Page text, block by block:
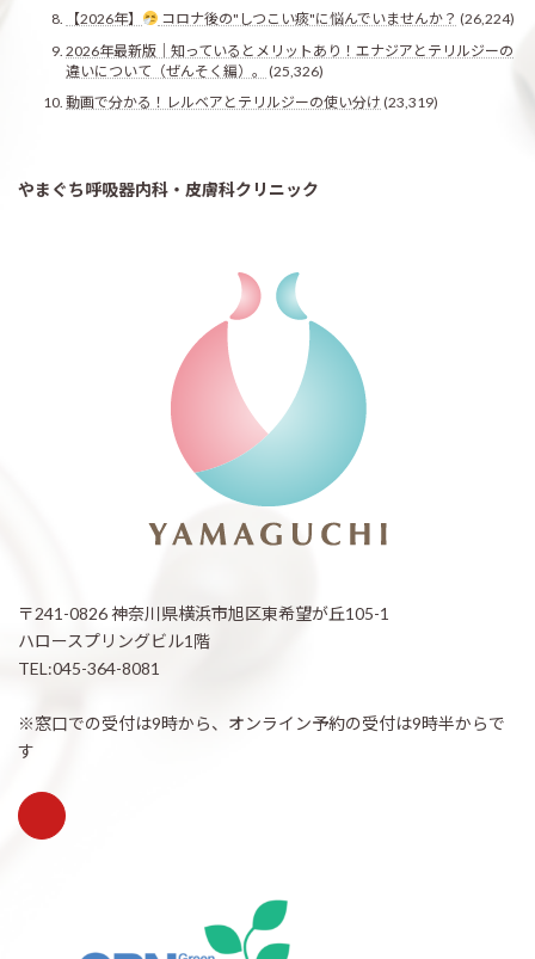
【2026年】
コロナ後の"しつこい痰"に悩んでいませんか？ (26,224)
2026年最新版｜知っているとメリットあり！エナジアとテリルジーの
違いについて（ぜんそく編）。
(25,326)
動画で分かる！レルベアとテリルジーの使い分け (23,319)
やまぐち呼吸器内科・皮膚科クリニック
〒241-0826 神奈川県横浜市旭区東希望が丘105-1
ハロースプリングビル1階
TEL:045-364-8081
※窓口での受付は9時から、オンライン予約の受付は9時半からで
す